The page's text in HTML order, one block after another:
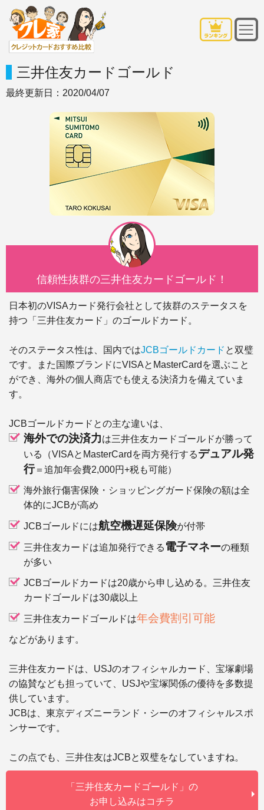
三井住友カードゴールド
最終更新日：2020/04/07
信頼性抜群の三井住友カードゴールド！
日本初のVISAカード発行会社として抜群のステータスを
持つ「三井住友カード」のゴールドカード。
そのステータス性は、国内ではJCBゴールドカード と双璧
です。また国際ブランドにVISAとMasterCardを選ぶこと
ができ、海外の個人商店でも使える決済力を備えていま
す。
JCBゴールドカードとの主な違いは、
海外での決済力は三井住友カードゴールドが勝って
いる（VISAとMasterCardを両方発行するデュアル発
行＝追加年会費2,000円+税も可能）
海外旅行傷害保険・ショッピングガード保険の額は全
体的にJCBが高め
JCBゴールドには航空機遅延保険が付帯
三井住友カードは追加発行できる 電子マネーの種類
が多い
JCBゴールドカードは20歳から申し込める。三井住友
カードゴールドは30歳以上
三井住友カードゴールドは年会費割引可能
などがあります。
三井住友カードは、USJのオフィシャルカード、宝塚劇場
の協賛なども担っていて、USJや宝塚関係の優待を多数提
供しています。
JCBは、東京ディズニーランド・シーのオフィシャルスポ
ンサーです。
この点でも、三井住友はJCBと双璧をなしていますね。
「三井住友カードゴールド」の
お申し込みはコチラ